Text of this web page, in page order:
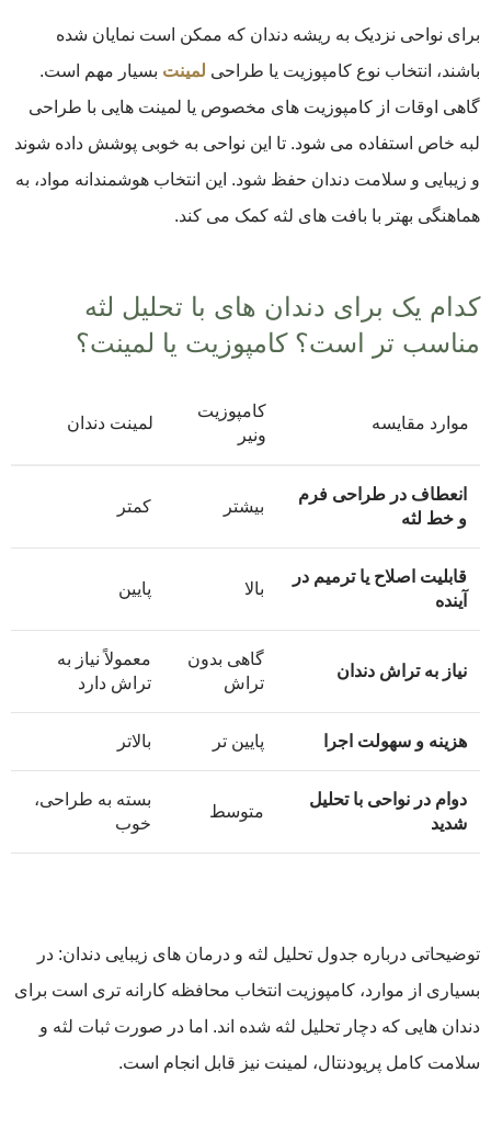
برای نواحی نزدیک به ریشه دندان که ممکن است نمایان شده
باشند، انتخاب نوع کامپوزیت یا طراحی لمینت بسیار مهم است.
گاهی اوقات از کامپوزیت های مخصوص یا لمینت هایی با طراحی
لبه خاص استفاده می شود. تا این نواحی به خوبی پوشش داده شوند
و زیبایی و سلامت دندان حفظ شود. این انتخاب هوشمندانه مواد، به
هماهنگی بهتر با بافت های لثه کمک می کند.
کدام یک برای دندان های با تحلیل لثه
مناسب تر است؟ کامپوزیت یا لمینت؟
موارد مقایسه
کامپوزیت
ونیر
لمینت دندان
انعطاف در طراحی فرم
و خط لثه
بیشتر کمتر
قابلیت اصلاح یا ترمیم در
آینده
بالا پایین
نیاز به تراش دندان
گاهی بدون
تراش
معمولاً نیاز به
تراش دارد
هزینه و سهولت اجرا پایین تر بالاتر
دوام در نواحی با تحلیل
شدید
متوسط
بسته به طراحی،
خوب
توضیحاتی درباره جدول تحلیل لثه و درمان‌ های زیبایی دندان: در
بسیاری از موارد، کامپوزیت انتخاب محافظه کارانه تری است برای
دندان هایی که دچار تحلیل لثه شده اند. اما در صورت ثبات لثه و
سلامت کامل پریودنتال، لمینت نیز قابل انجام است.